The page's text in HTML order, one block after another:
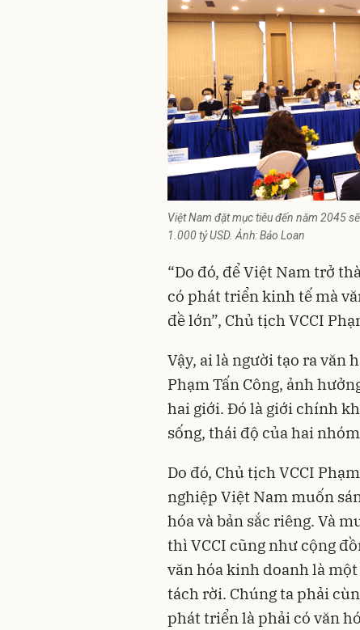
Việt Nam đặt mục tiêu đến năm 2045
1.000 tỷ USD. Ảnh: Bảo Loan
“Do đó, để Việt Nam trở
có phát triển kinh tế mà
đề lớn”, Chủ tịch VCCI
Vậy, ai là người tạo ra văn
Phạm Tấn Công, ảnh
hai giới. Đó là giới chính
sống, thái độ của hai
Do đó, Chủ tịch VCCI
nghiệp Việt Nam muốn
hóa và bản sắc riêng. Và
thì VCCI cũng như cộng
văn hóa kinh doanh là
tách rời. Chúng ta phải
phát triển là phải có văn